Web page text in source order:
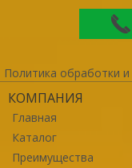
Политика обработки
КОМПАНИЯ
Главная
Каталог
Преимущества